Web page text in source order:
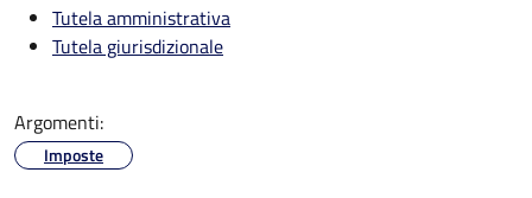
Tutela amministrativa
Tutela giurisdizionale
Argomenti:
Imposte